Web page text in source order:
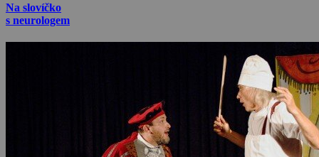
Na slovíčko
s neurologem